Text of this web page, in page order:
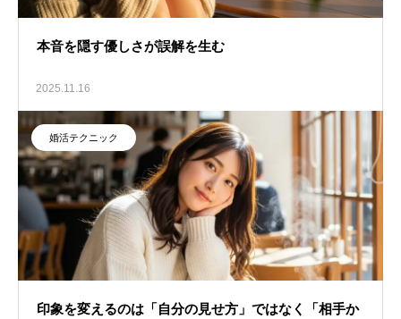
本音を隠す優しさが誤解を生む
2025.11.16
婚活テクニック
印象を変えるのは「自分の見せ方」ではなく「相手か